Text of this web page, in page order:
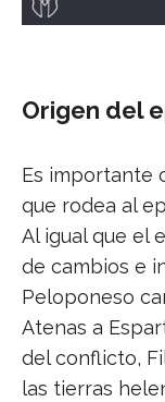
Origen del
Es importante
que rodea al
Al igual que el
de cambios e
Peloponeso
Atenas a
del conflicto,
las tierras